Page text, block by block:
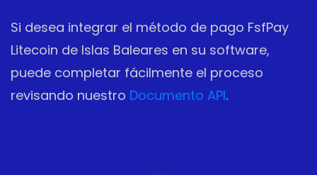
Si desea integrar el método de pago FsfPay
Litecoin de Islas Baleares en su software,
puede completar fácilmente el proceso
revisando nuestro Documento API.